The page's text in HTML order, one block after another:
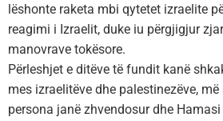
lëshonte raketa mbi qytetet izraelite
reagimi i Izraelit, duke iu përgjigjur
manovrave tokësore.
Përleshjet e ditëve të fundit kanë
mes izraelitëve dhe palestinezëve,
persona janë zhvendosur dhe